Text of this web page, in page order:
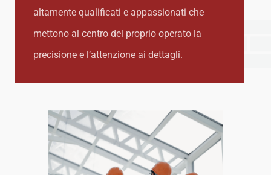
altamente qualificati e appassionati che
mettono al centro del proprio operato la
precisione e l’attenzione ai dettagli.